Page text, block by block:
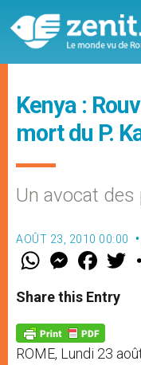
Kenya :
mort du P.
Un avocat des
AOÛT 23, 2010 00:00
W
t
s
p
p
M
e
s
e
g
e
r
F
a
e
b
o
k
w
Share this Entry
ROME, Lundi 23